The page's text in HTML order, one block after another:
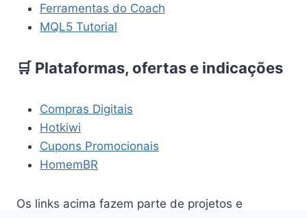
Ferramentas do Coach
MQL5 Tutorial
🛒 Plataformas, ofertas e indicações
Compras Digitais
Hotkiwi
Cupons Promocionais
HomemBR
Os links acima fazem parte de projetos e